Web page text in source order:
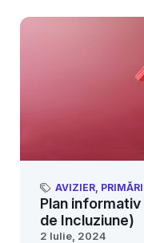
AVIZIER,
Plan informativ
de Incluziune)
2 Iulie, 2024